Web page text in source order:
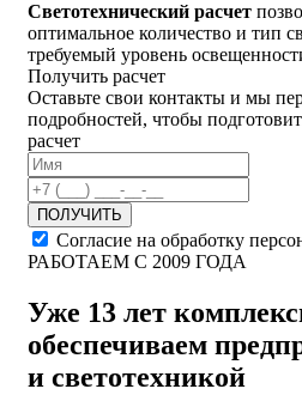
Светотехнический расчет
оптимальное количество и тип
требуемый уровень
Получить расчет
Оставьте свои контакты и мы
подробностей, чтобы
расчет
ПОЛУЧИТЬ
Согласие на обработку
РАБОТАЕМ С 2009 ГОДА
Уже 13 лет
обеспечиваем
и светотехникой